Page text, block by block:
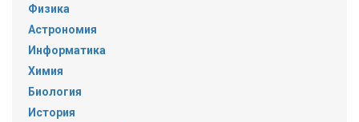
Физика
Астрономия
Информатика
Химия
Биология
История